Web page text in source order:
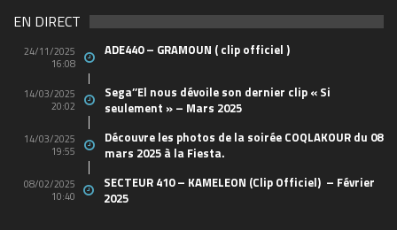
(1)
EN DIRECT
24/11/2025
16:08
ADE440 – GRAMOUN ( clip officiel )
14/03/2025
20:02
Sega’’El nous dévoile son dernier clip « Si
seulement » – Mars 2025
14/03/2025
19:55
Découvre les photos de la soirée COQLAKOUR du 08
mars 2025 à la Fiesta.
08/02/2025
10:40
SECTEUR 410 – KAMELEON (Clip Officiel) – Février
2025